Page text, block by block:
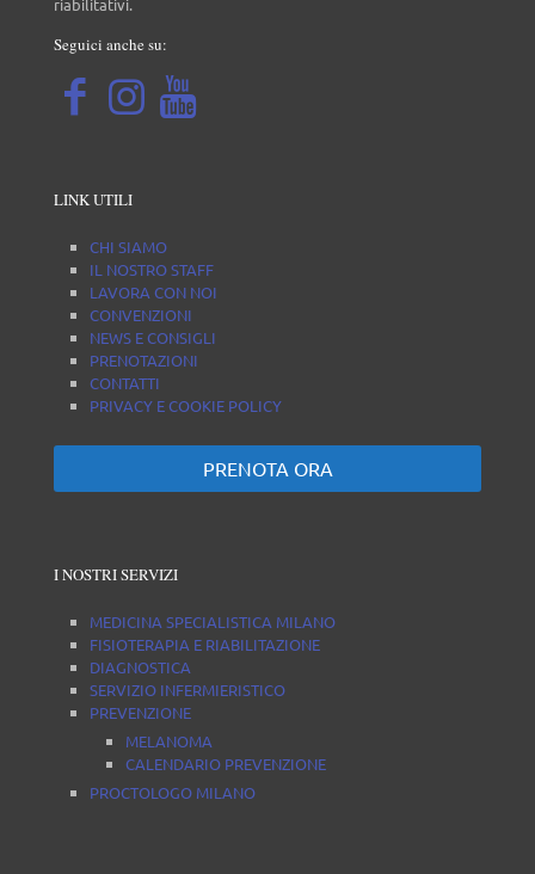
Seguici anche su:
LINK UTILI
CHI SIAMO
IL NOSTRO STAFF
LAVORA CON NOI
CONVENZIONI
NEWS E CONSIGLI
PRENOTAZIONI
CONTATTI
PRIVACY E COOKIE POLICY
PRENOTA ORA
I NOSTRI SERVIZI
MEDICINA SPECIALISTICA MILANO
FISIOTERAPIA E RIABILITAZIONE
DIAGNOSTICA
SERVIZIO INFERMIERISTICO
PREVENZIONE
MELANOMA
CALENDARIO PREVENZIONE
PROCTOLOGO MILANO